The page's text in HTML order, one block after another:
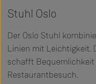
Stuhl Oslo
Der Oslo Stuhl
Linien mit Leichtigkeit.
schafft Bequemlichkeit
Restaurantbesuch.